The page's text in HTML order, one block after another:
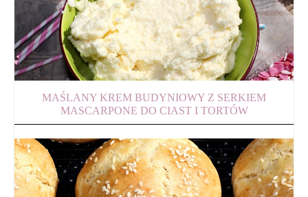
MAŚLANY KREM BUDYNIOWY Z SERKIEM
MASCARPONE DO CIAST I TORTÓW